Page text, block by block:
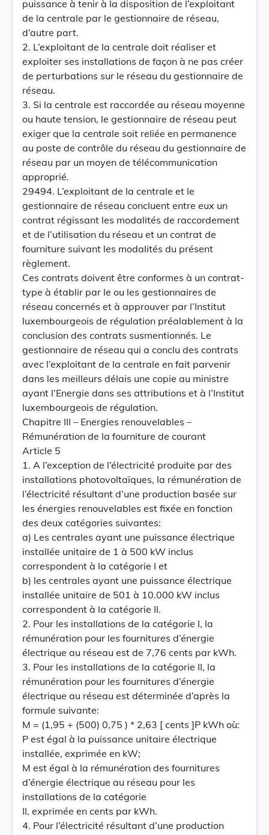
puissance à tenir à la disposition de l’exploitant
de la centrale par le gestionnaire de réseau,
d’autre part.
2. L’exploitant de la centrale doit réaliser et
exploiter ses installations de façon à ne pas créer
de perturbations sur le réseau du gestionnaire de
réseau.
3. Si la centrale est raccordée au réseau moyenne
ou haute tension, le gestionnaire de réseau peut
exiger que la centrale soit reliée en permanence
au poste de contrôle du réseau du gestionnaire de
réseau par un moyen de télécommunication
approprié.
29494. L’exploitant de la centrale et le
gestionnaire de réseau concluent entre eux un
contrat régissant les modalités de raccordement
et de l’utilisation du réseau et un contrat de
fourniture suivant les modalités du présent
règlement.
Ces contrats doivent être conformes à un contrat-
type à établir par le ou les gestionnaires de
réseau concernés et à approuver par l’Institut
luxembourgeois de régulation préalablement à la
conclusion des contrats susmentionnés. Le
gestionnaire de réseau qui a conclu des contrats
avec l’exploitant de la centrale en fait parvenir
dans les meilleurs délais une copie au ministre
ayant l’Energie dans ses attributions et à l’Institut
luxembourgeois de régulation.
Chapitre III – Energies renouvelables –
Rémunération de la fourniture de courant
Article 5
1. A l’exception de l’électricité produite par des
installations photovoltaïques, la rémunération de
l’électricité résultant d’une production basée sur
les énergies renouvelables est fixée en fonction
des deux catégories suivantes:
a) Les centrales ayant une puissance électrique
installée unitaire de 1 à 500 kW inclus
correspondent à la catégorie I et
b) les centrales ayant une puissance électrique
installée unitaire de 501 à 10.000 kW inclus
correspondent à la catégorie II.
2. Pour les installations de la catégorie I, la
rémunération pour les fournitures d’énergie
électrique au réseau est de 7,76 cents par kWh.
3. Pour les installations de la catégorie II, la
rémunération pour les fournitures d’énergie
électrique au réseau est déterminée d’après la
formule suivante:
M = (1,95 + (500) 0,75 ) * 2,63 [ cents ]P kWh où:
P est égal à la puissance unitaire électrique
installée, exprimée en kW;
M est égal à la rémunération des fournitures
d’énergie électrique au réseau pour les
installations de la catégorie
II, exprimée en cents par kWh.
4. Pour l’électricité résultant d’une production